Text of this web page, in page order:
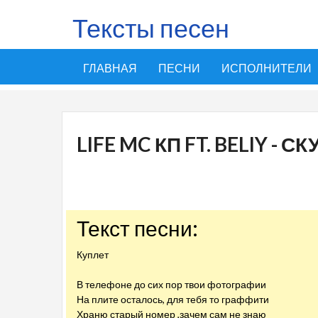
Тексты песен
ГЛАВНАЯ ПЕСНИ ИСПОЛНИТЕЛИ
LIFE MC КП FT. BELIY -
Текст песни:
Куплет
В телефоне до сих пор твои фотографии
На плите осталось, для тебя то граффити
Храню старый номер ,зачем сам не знаю